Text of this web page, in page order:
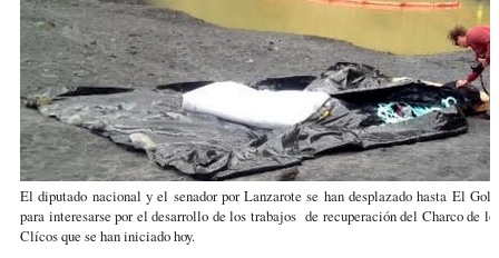
El diputado nacional y el senador por Lanzarote se han desplazado hasta El
para interesarse por el desarrollo de los trabajos de recuperación del Charco de
Clícos que se han iniciado hoy.